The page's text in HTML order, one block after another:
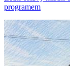
programem